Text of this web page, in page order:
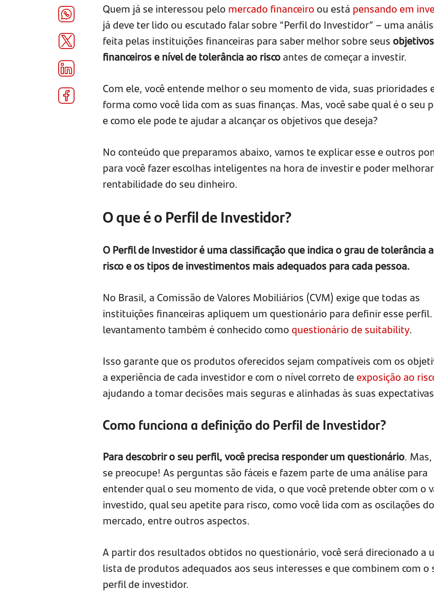
Quem já se interessou pelo mercado financeiroou está pensando em
já deve ter lido ou escutado falar sobre “Perfil do Investidor” – uma
feita pelas instituições financeiras para saber melhor sobre seus objetivos
financeiros e nível de tolerância ao riscoantes de começar a investir.
Com ele, você entende melhor o seu momento de vida, suas prioridades
forma como você lida com as suas finanças. Mas, você sabe qual é o seu
e como ele pode te ajudar a alcançar os objetivos que deseja?
No conteúdo que preparamos abaixo, vamos te explicar esse e outros
para você fazer escolhas inteligentes na hora de investir e poder
rentabilidade do seu dinheiro.
O que é o Perfil de Investidor?
O Perfil de Investidor é uma classificação que indica o grau de tolerância
risco e os tipos de investimentos mais adequados para cada pessoa.
No Brasil, a Comissão de Valores Mobiliários (CVM) exige que todas as
instituições financeiras apliquem um questionário para definir esse perfil.
levantamento também é conhecido como questionário de suitability.
Isso garante que os produtos oferecidos sejam compatíveis com os
a experiência de cada investidor e com o nível correto deexposição ao
ajudando a tomar decisões mais seguras e alinhadas às suas
Como funciona a definição do Perfil de Investidor?
Para descobrir o seu perfil, você precisa responder um questionário.
se preocupe! As perguntas são fáceis e fazem parte de uma análise para
entender qual o seu momento de vida, o que você pretende obter com o
investido, qual seu apetite para risco, como você lida com as oscilações do
mercado, entre outros aspectos.
A partir dos resultados obtidos no questionário, você será direcionado a
lista de produtos adequados aos seus interesses e que combinem com o
perfil de investidor.